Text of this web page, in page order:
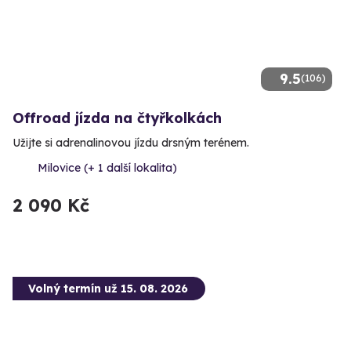
9.5(106)
Offroad jízda na čtyřkolkách
Užijte si adrenalinovou jízdu drsným terénem.
Milovice (+ 1 další lokalita)
2 090 Kč
Volný termín už 15. 08. 2026